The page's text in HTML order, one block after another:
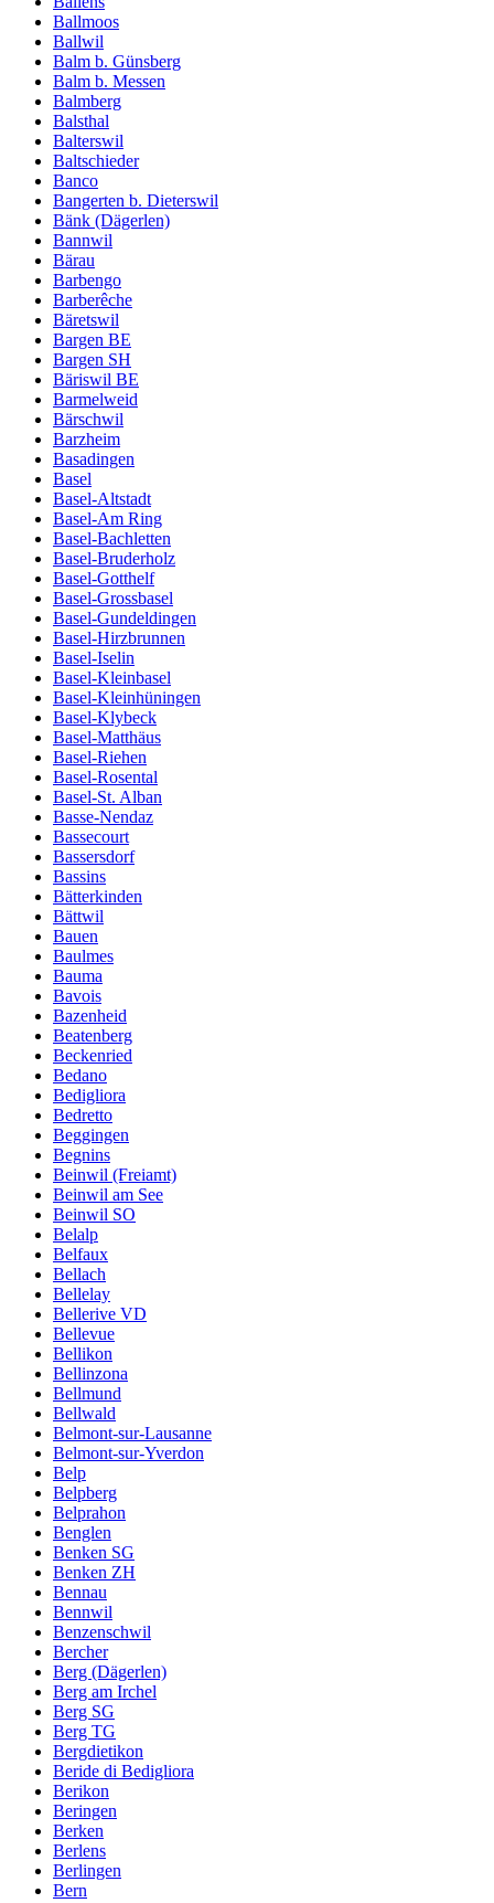
Ballmoos
Ballwil
Balm b. Günsberg
Balm b. Messen
Balmberg
Balsthal
Balterswil
Baltschieder
Banco
Bangerten b. Dieterswil
Bänk (Dägerlen)
Bannwil
Bärau
Barbengo
Barberêche
Bäretswil
Bargen BE
Bargen SH
Bäriswil BE
Barmelweid
Bärschwil
Barzheim
Basadingen
Basel
Basel-Altstadt
Basel-Am Ring
Basel-Bachletten
Basel-Bruderholz
Basel-Gotthelf
Basel-Grossbasel
Basel-Gundeldingen
Basel-Hirzbrunnen
Basel-Iselin
Basel-Kleinbasel
Basel-Kleinhüningen
Basel-Klybeck
Basel-Matthäus
Basel-Riehen
Basel-Rosental
Basel-St. Alban
Basse-Nendaz
Bassecourt
Bassersdorf
Bassins
Bätterkinden
Bättwil
Bauen
Baulmes
Bauma
Bavois
Bazenheid
Beatenberg
Beckenried
Bedano
Bedigliora
Bedretto
Beggingen
Begnins
Beinwil (Freiamt)
Beinwil am See
Beinwil SO
Belalp
Belfaux
Bellach
Bellelay
Bellerive VD
Bellevue
Bellikon
Bellinzona
Bellmund
Bellwald
Belmont-sur-Lausanne
Belmont-sur-Yverdon
Belp
Belpberg
Belprahon
Benglen
Benken SG
Benken ZH
Bennau
Bennwil
Benzenschwil
Bercher
Berg (Dägerlen)
Berg am Irchel
Berg SG
Berg TG
Bergdietikon
Beride di Bedigliora
Berikon
Beringen
Berken
Berlens
Berlingen
Bern